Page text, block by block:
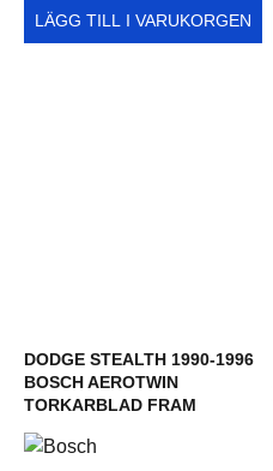
LÄGG TILL I VARUKORGEN
DODGE STEALTH 1990-1996
BOSCH AEROTWIN
TORKARBLAD FRAM